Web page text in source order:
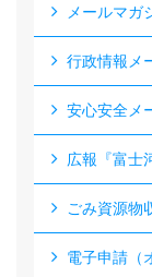
メールマガ
行政情報メ
安心安全メ
広報『富士
ごみ資源物
電子申請（